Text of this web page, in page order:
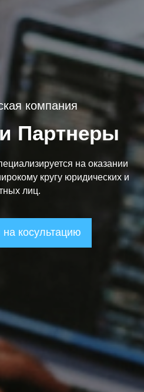
компания
Партнеры
на оказании
кругу юридических и
лиц.
на косультацию